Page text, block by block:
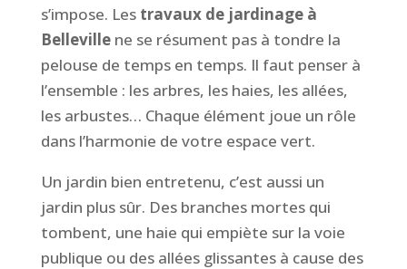
s’impose. Les travaux de jardinage à
Bellevillene se résument pas à tondre la
pelouse de temps en temps. Il faut penser à
l’ensemble : les arbres, les haies, les allées,
les arbustes… Chaque élément joue un rôle
dans l’harmonie de votre espace vert.
Un jardin bien entretenu, c’est aussi un
jardin plus sûr. Des branches mortes qui
tombent, une haie qui empiète sur la voie
publique ou des allées glissantes à cause des